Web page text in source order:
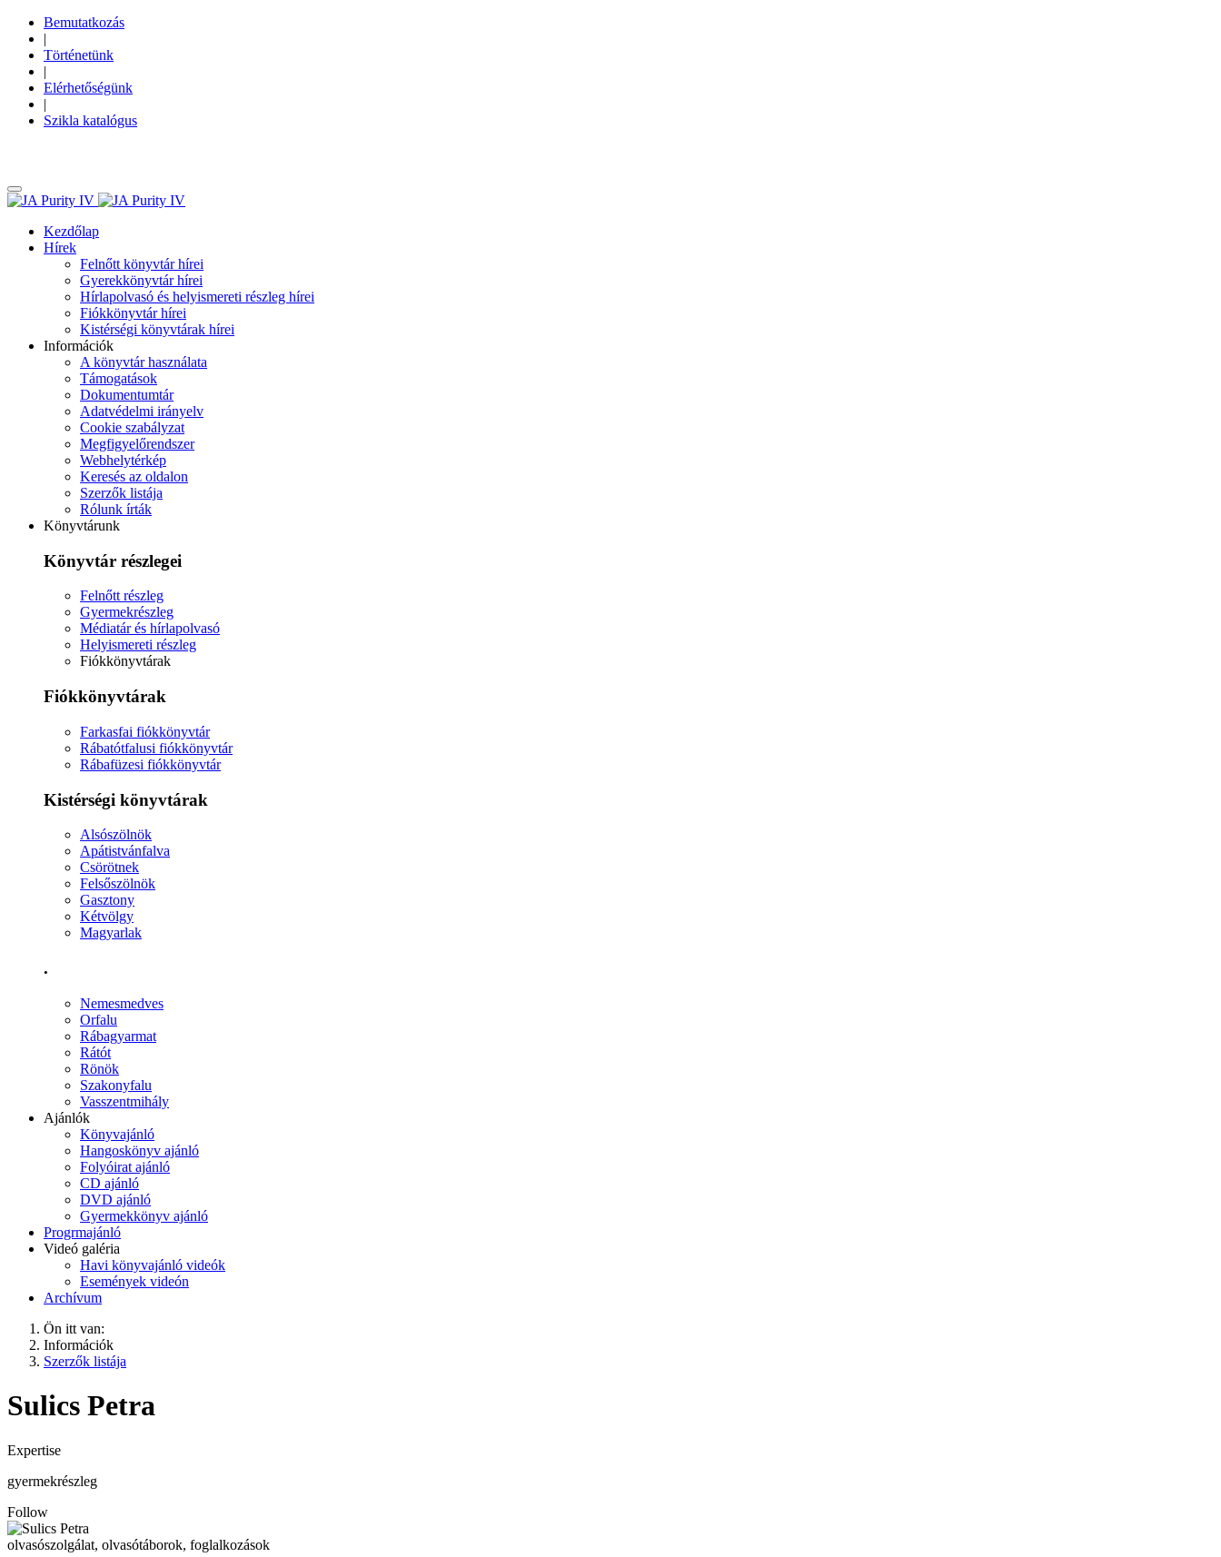
Bemutatkozás
|
Történetünk
|
Elérhetőségünk
|
Szikla katalógus
Kezdőlap
Hírek
Felnőtt könyvtár hírei
Gyerekkönyvtár hírei
Hírlapolvasó és helyismereti részleg hírei
Fiókkönyvtár hírei
Kistérségi könyvtárak hírei
Információk
A könyvtár használata
Támogatások
Dokumentumtár
Adatvédelmi irányelv
Cookie szabályzat
Megfigyelőrendszer
Webhelytérkép
Keresés az oldalon
Szerzők listája
Rólunk írták
Könyvtárunk
Könyvtár részlegei
Felnőtt részleg
Gyermekrészleg
Médiatár és hírlapolvasó
Helyismereti részleg
Fiókkönyvtárak
Fiókkönyvtárak
Farkasfai fiókkönyvtár
Rábatótfalusi fiókkönyvtár
Rábafüzesi fiókkönyvtár
Kistérségi könyvtárak
Alsószölnök
Apátistvánfalva
Csörötnek
Felsőszölnök
Gasztony
Kétvölgy
Magyarlak
.
Nemesmedves
Orfalu
Rábagyarmat
Rátót
Rönök
Szakonyfalu
Vasszentmihály
Ajánlók
Könyvajánló
Hangoskönyv ajánló
Folyóirat ajánló
CD ajánló
DVD ajánló
Gyermekkönyv ajánló
Progrmajánló
Videó galéria
Havi könyvajánló videók
Események videón
Archívum
Ön itt van:
Információk
Szerzők listája
Sulics Petra
Expertise
gyermekrészleg
Follow
olvasószolgálat, olvasótáborok, foglalkozások